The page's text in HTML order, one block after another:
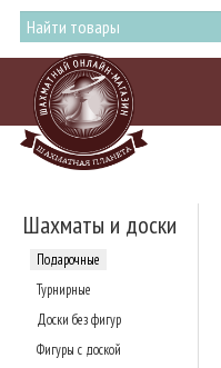
Шахматы и доски
Подарочные
Турнирные
Доски без фигур
Фигуры с доской